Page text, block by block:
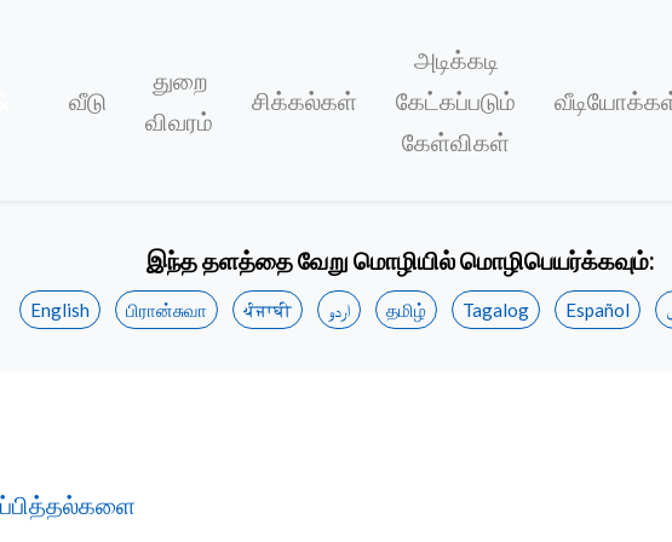
வீடு
துறை
விவரம்
சிக்கல்கள்
அடிக்கடி
கேட்கப்படும்
கேள்விகள்
இந்த தளத்தை வேறு மொழியில் மொழிபெயர்க்கவும்:
English பிரான்சுவா ਪੰਜਾਬੀ اردو தமிழ் Tagalog Español
தொடர்கிறது